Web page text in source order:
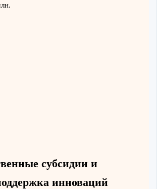
субсидии и
инноваций